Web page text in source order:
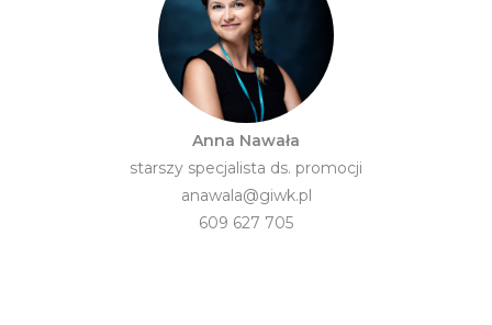
Anna Nawała
starszy specjalista ds. promocji
anawala@giwk.pl
609 627 705